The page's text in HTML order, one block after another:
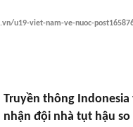
u19-viet-nam-ve-nuoc-
Truyền thông
nhận đội nhà tụt hậu